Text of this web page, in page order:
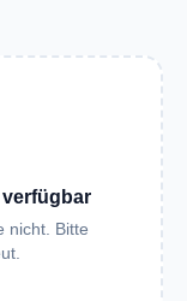
nicht. Bitte